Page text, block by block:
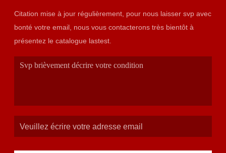
Citation mise à jour régulièrement, pour nous laisser svp avec
bonté votre email, nous vous contacterons très bientôt à
présentez le catalogue lastest.